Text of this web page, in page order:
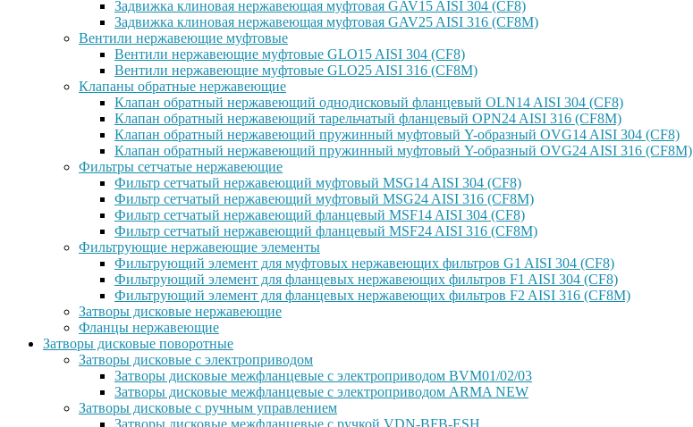
Задвижка клиновая нержавеющая муфтовая GAV15 AISI 304 (CF8)
Задвижка клиновая нержавеющая муфтовая GAV25 AISI 316 (CF8M)
Вентили нержавеющие муфтовые
Вентили нержавеющие муфтовые GLO15 AISI 304 (CF8)
Вентили нержавеющие муфтовые GLO25 AISI 316 (CF8M)
Клапаны обратные нержавеющие
Клапан обратный нержавеющий однодисковый фланцевый OLN14 AISI 304 (CF8)
Клапан обратный нержавеющий тарельчатый фланцевый OPN24 AISI 316 (CF8M)
Клапан обратный нержавеющий пружинный муфтовый Y-образный OVG14 AISI 304 (CF8)
Клапан обратный нержавеющий пружинный муфтовый Y-образный OVG24 AISI 316 (CF8М)
Фильтры сетчатые нержавеющие
Фильтр сетчатый нержавеющий муфтовый MSG14 AISI 304 (CF8)
Фильтр сетчатый нержавеющий муфтовый MSG24 AISI 316 (CF8M)
Фильтр сетчатый нержавеющий фланцевый MSF14 AISI 304 (CF8)
Фильтр сетчатый нержавеющий фланцевый MSF24 AISI 316 (CF8M)
Фильтрующие нержавеющие элементы
Фильтрующий элемент для муфтовых нержавеющих фильтров G1 AISI 304 (CF8)
Фильтрующий элемент для фланцевых нержавеющих фильтров F1 AISI 304 (CF8)
Фильтрующий элемент для фланцевых нержавеющих фильтров F2 AISI 316 (CF8M)
Затворы дисковые нержавеющие
Фланцы нержавеющие
Затворы дисковые поворотные
Затворы дисковые с электроприводом
Затворы дисковые межфланцевые с электроприводом BVM01/02/03
Затворы дисковые межфланцевые с электроприводом ARMA NEW
Затворы дисковые с ручным управлением
Затворы дисковые межфланцевые с ручкой VDN-BFB-ESH